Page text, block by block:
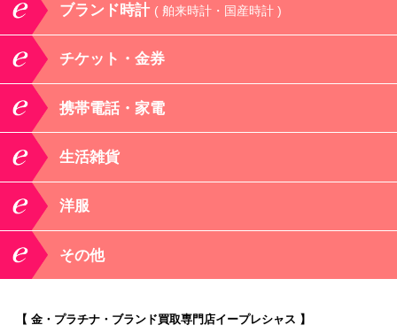
ブランド時計 ( 舶来時計・国産時計 )
チケット・金券
携帯電話・家電
生活雑貨
洋服
その他
【 金・プラチナ・ブランド買取専門店イープレシャス 】